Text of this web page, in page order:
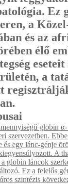
Ez
a
és az
élő
eseteit
a
globin α-
szervezetben.
és egy lánc-génje
A
globin láncok
Ez a felelős
szintézis